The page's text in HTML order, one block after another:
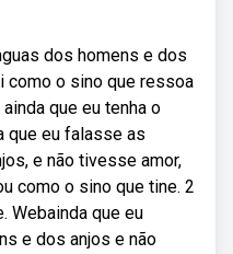
dos homens e dos
como o sino que ressoa
que eu tenha o
que eu falasse as
e não tivesse amor,
como o sino que tine. 2
Webainda que eu
e dos anjos e não